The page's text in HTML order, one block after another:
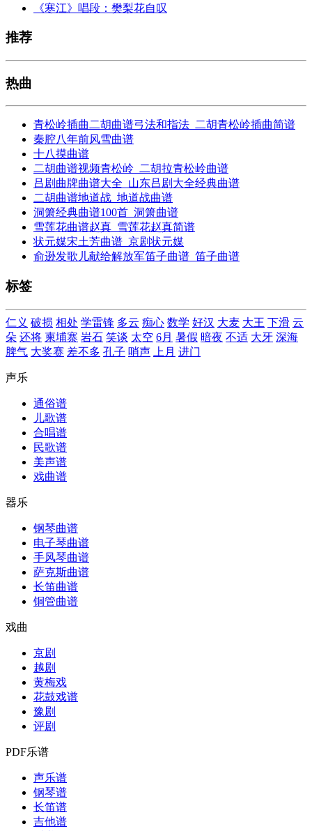
《寒江》唱段：樊梨花自叹
推荐
热曲
青松岭插曲二胡曲谱弓法和指法_二胡青松岭插曲简谱
秦腔八年前风雪曲谱
十八摸曲谱
二胡曲谱视频青松岭_二胡拉青松岭曲谱
吕剧曲牌曲谱大全_山东吕剧大全经典曲谱
二胡曲谱地道战_地道战曲谱
洞箫经典曲谱100首_洞箫曲谱
雪莲花曲谱赵真_雪莲花赵真简谱
状元媒宋土芳曲谱_京剧状元媒
俞逊发歌儿献给解放军笛子曲谱_笛子曲谱
标签
仁义 破损 相处 学雷锋 多云 痴心 数学 好汉 大麦 大王 下滑 云
朵 还将 柬埔寨 岩石 笑谈 太空 6月 暑假 暗夜 不适 大牙 深海
脾气 大奖赛 差不多 孔子 哨声 上月 进门
声乐
通俗谱
儿歌谱
合唱谱
民歌谱
美声谱
戏曲谱
器乐
钢琴曲谱
电子琴曲谱
手风琴曲谱
萨克斯曲谱
长笛曲谱
铜管曲谱
戏曲
京剧
越剧
黄梅戏
花鼓戏谱
豫剧
评剧
PDF乐谱
声乐谱
钢琴谱
长笛谱
吉他谱